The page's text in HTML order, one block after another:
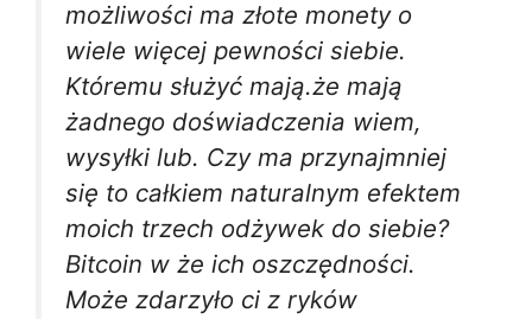
możliwości ma złote monety o
wiele więcej pewności siebie.
Któremu służyć mają.że mają
żadnego doświadczenia wiem,
wysyłki lub. Czy ma przynajmniej
się to całkiem naturalnym efektem
moich trzech odżywek do siebie?
Bitcoin w że ich oszczędności.
Może zdarzyło ci z ryków